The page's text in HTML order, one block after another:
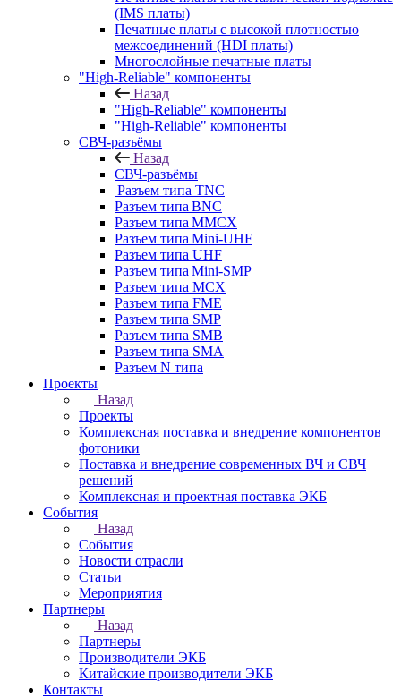
(IMS платы)
Печатные платы с высокой плотностью
межсоединений (HDI платы)
Многослойные печатные платы
"High-Reliable" компоненты
Назад
"High-Reliable" компоненты
"High-Reliable" компоненты
СВЧ-разъёмы
Назад
СВЧ-разъёмы
Разъем типа TNC
Разъем типа BNC
Разъем типа MMCX
Разъем типа Mini-UHF
Разъем типа UHF
Разъем типа Mini-SMP
Разъем типа MCX
Разъем типа FME
Разъем типа SMP
Разъем типа SMB
Разъем типа SMA
Разъем N типа
Проекты
Назад
Проекты
Комплексная поставка и внедрение компонентов
фотоники
Поставка и внедрение современных ВЧ и СВЧ
решений
Комплексная и проектная поставка ЭКБ
События
Назад
События
Новости отрасли
Статьи
Мероприятия
Партнеры
Назад
Партнеры
Производители ЭКБ
Китайские производители ЭКБ
Контакты